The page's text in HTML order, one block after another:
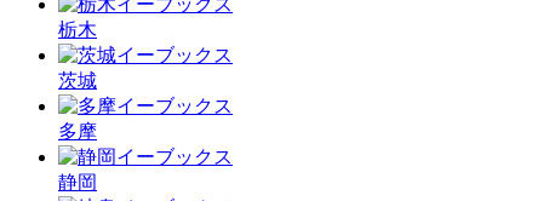
栃木
茨城
多摩
静岡